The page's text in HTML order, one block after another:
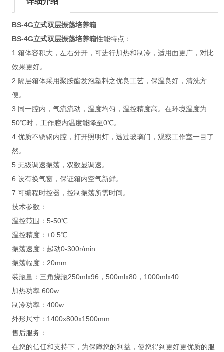
BS-4G立式双层振荡培养箱
BS-4G立式双层振荡培养箱性能特点：
1.箱体容积大，左右分开，可进行加热和制冷，适用面更广，对比
效果更好。
2.隔层箱体采用聚胺酯发泡塑料之优良工艺，保温良好，清洗方
便。
3.同一腔内，气流流动，温度均匀，温控精度高。在环境温度为
50℃时，工作腔内温度能降至0℃。
4.优质不锈钢内腔，打开照明灯，透过玻璃门，观察工作室一目了
然。
5.无级调速振荡，双数显调速。
6.设有换气窗，保证箱内空气新鲜。
7.可编程时控器，控制振荡所需时间。
技术参数：
温控范围：5-50℃
温控精度：±0.5℃
振荡速度：起动0-300r/min
振荡幅度：20mm
装瓶量：三角烧瓶250mlx96，500mlx80，1000mlx40
加热功率:600w
制冷功率：400w
外形尺寸：1400x800x1500mm
售后服务：
在您的信任和支持下，为保障您的利益，使您得到更好更优质的服